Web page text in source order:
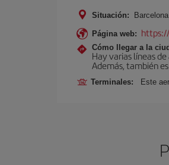
Situación: Barcelona
Página web:
Cómo llegar a la
Hay varias líneas
Además, también
Terminales: Este